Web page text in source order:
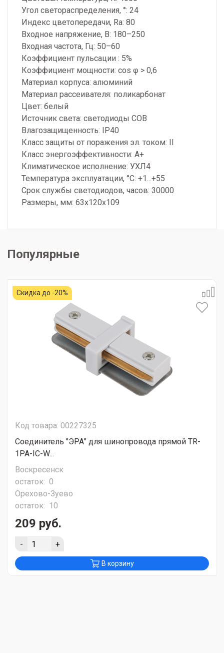
Угол светораспределения, °: 24
Индекс цветопередачи, Ra: 80
Входное напряжение, В: 180–250
Входная частота, Гц: 50–60
Коэффициент пульсации : 5%
Коэффициент мощности: cos φ > 0,6
Материал корпуса: алюминий
Материал рассеивателя: поликарбонат
Цвет: белый
Источник света: светодиоды COB
Влагозащищенность: IP40
Класс защиты от поражения эл. током: II
Класс энергоэффективности: A+
Климатическое исполнение: УХЛ4
Температура эксплуатации, °С: +1...+55
Срок службы светодиодов, часов: 30000
Размеры, мм: 63х120х109
Популярные
Скидка до -20%
Код товара: 00227325
Соединитель "ЭРА" для шинопровода прямой TR-
1PA-IC-W...
Воскресенск
остаток: 0
Орехово-Зуево
остаток: 10
209 руб.
- +
В корзину